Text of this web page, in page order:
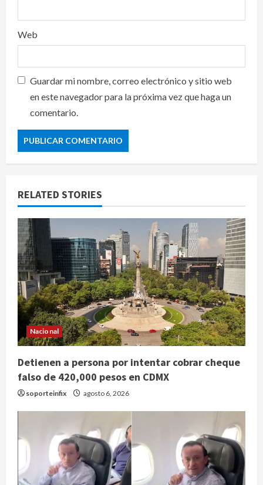
Web
Guardar mi nombre, correo electrónico y sitio web
en este navegador para la próxima vez que haga un
comentario.
RELATED STORIES
Nacional
Detienen a persona por intentar cobrar cheque
falso de 420,000 pesos en CDMX
soporteinfix agosto 6, 2026